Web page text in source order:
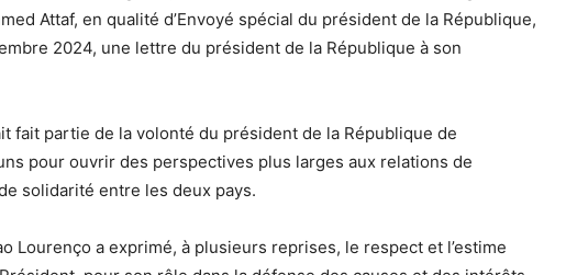
Attaf, en qualité d’Envoyé spécial du président de la République,
2024, une lettre du président de la République à son
fait partie de la volonté du président de la République de
pour ouvrir des perspectives plus larges aux relations de
solidarité entre les deux pays.
Lourenço a exprimé, à plusieurs reprises, le respect et l’estime